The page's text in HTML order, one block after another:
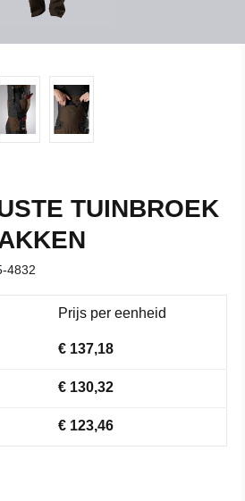
TUINBROEK
4832
Prijs per eenheid
€ 137,18
€ 130,32
€ 123,46